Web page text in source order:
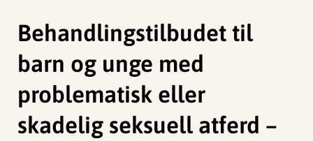
Behandlingstilbudet til
barn og unge med
problematisk eller
skadelig seksuell atferd –